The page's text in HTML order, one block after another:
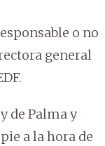
o no
general
de Palma y
a la hora de